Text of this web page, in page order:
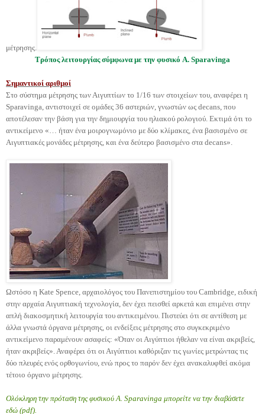
μέτρησης.
Τρόπος λειτουργίας σύμφωνα με την φυσικό A. Sparavinga
Σημαντικοί αριθμοί
Στο σύστημα μέτρησης των Αιγυπτίων το 1/16 των στοιχείων του, αναφέρει η
Sparavinga, αντιστοιχεί σε ομάδες 36 αστεριών, γνωστών ως decans, που
αποτέλεσαν την βάση για την δημιουργία του ηλιακού ρολογιού. Εκτιμά ότι το
αντικείμενο «… ήταν ένα μοιρογνωμόνιο με δύο κλίμακες, ένα βασισμένο σε
Αιγυπτιακές μονάδες μέτρησης, και ένα δεύτερο βασισμένο στα decans».
Ωστόσο η Kate Spence, αρχαιολόγος του Πανεπιστημίου του Cambridge, ειδική
στην αρχαία Αιγυπτιακή τεχνολογία, δεν έχει πεισθεί αρκετά και επιμένει στην
απλή διακοσμητική λειτουργία του αντικειμένου. Πιστεύει ότι σε αντίθεση με
άλλα γνωστά όργανα μέτρησης, οι ενδείξεις μέτρησης στο συγκεκριμένο
αντικείμενο παραμένουν ασαφείς: «Όταν οι Αιγύπτιοι ήθελαν να είναι ακριβείς,
ήταν ακριβείς». Αναφέρει ότι οι Αιγύπτιοι καθόριζαν τις γωνίες μετρώντας τις
δύο πλευρές ενός ορθογωνίου, ενώ προς το παρόν δεν έχει ανακαλυφθεί ακόμα
τέτοιο όργανο μέτρησης.
Ολόκληρη την πρόταση της φυσικού A. Sparavinga μπορείτε να την διαβάσετε
εδώ (pdf).